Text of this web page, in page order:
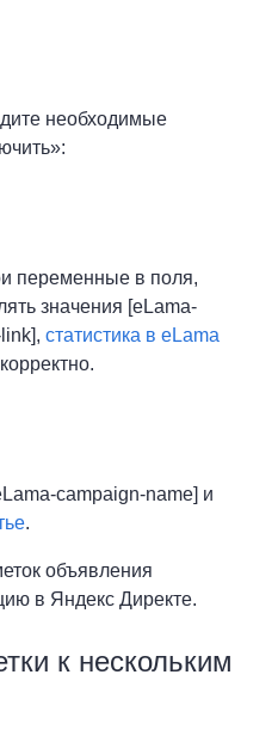
необходимые
переменные в поля,
значения [eLama-
link],статистика в eLama
campaign-name] и
.
объявления
в Яндекс Директе.
к нескольким